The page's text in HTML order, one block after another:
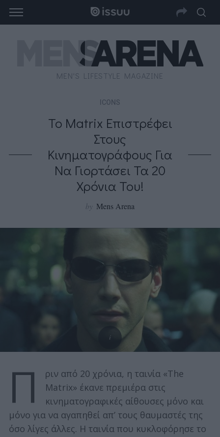
MEN'S LIFESTYLE MAGAZINE
ICONS
Το Matrix Επιστρέφει
Στους
Κινηματογράφους Για
Να Γιορτάσει Τα 20
Χρόνια Του!
by Mens Arena
Π
ριν από 20 χρόνια, η ταινία «The
Matrix» έκανε πρεμιέρα στις
κινηματογραφικές αίθουσες μόνο και
μόνο για να αγαπηθεί απ’ τους θαυμαστές της
όσο λίγες άλλες. Η ταινία που κυκλοφόρησε το